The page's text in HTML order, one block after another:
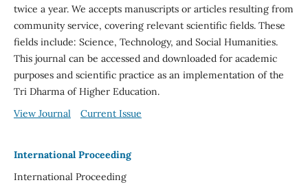
twice a year. We accepts manuscripts or articles resulting from
community service, covering relevant scientific fields. These
fields include: Science, Technology, and Social Humanities.
This journal can be accessed and downloaded for academic
purposes and scientific practice as an implementation of the
Tri Dharma of Higher Education.
View Journal
Current Issue
International Proceeding
International Proceeding